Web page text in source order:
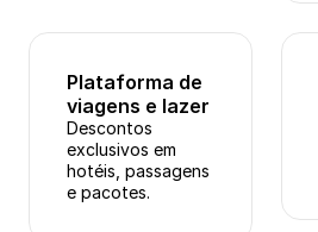
Plataforma de
viagens e lazer
Descontos
exclusivos em
hotéis, passagens
e pacotes.